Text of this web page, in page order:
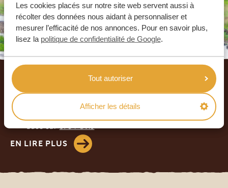
Les cookies placés sur notre site web servent aussi à
récolter des données nous aidant à personnaliser et
mesurer l’efficacité de nos annonces. Pour en savoir plus,
lisez la politique de confidentialité de Google.
Tout autoriser
Afficher les détails
Footer
NOS CLIENTS NOUS RECOMMANDENT
933+ avis
Basé sur578+ avis
EN LIRE PLUS